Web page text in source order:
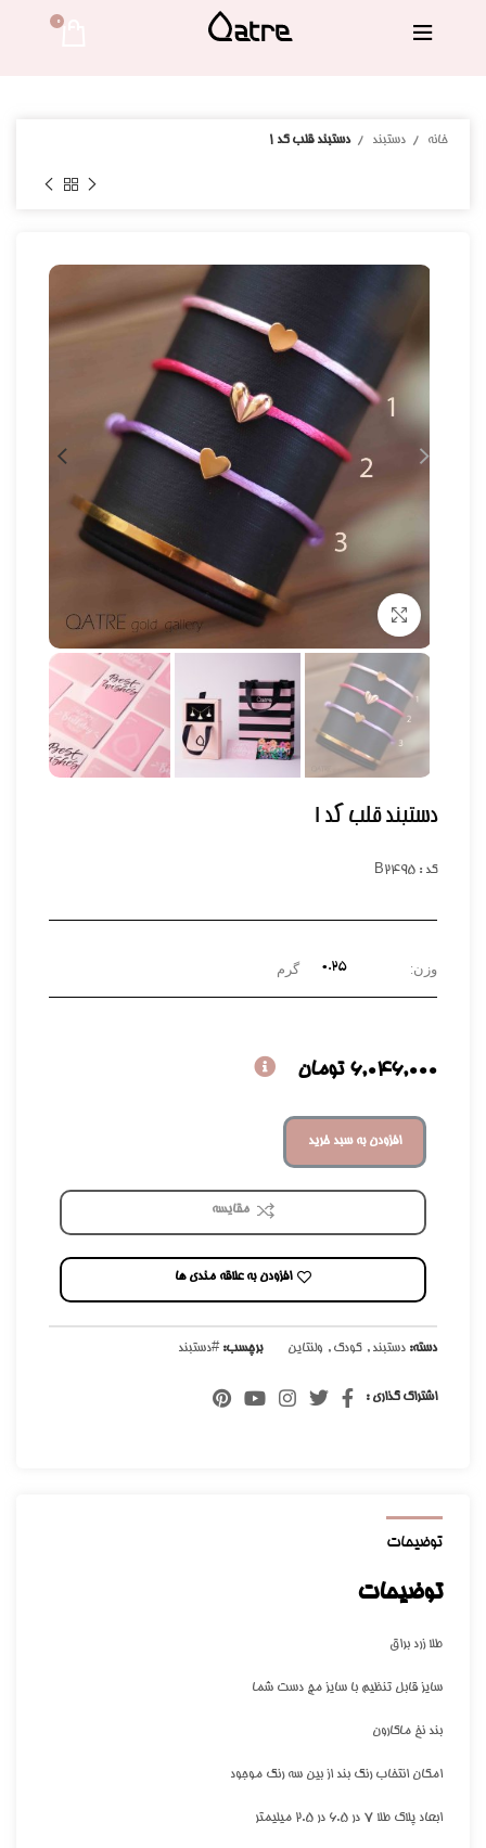
0
خانه دستبند دستبند قلب کد ۱
برای بزرگنمایی کلیک کنید
دستبند قلب کد ۱
کد : B2495
وزن: 0.۲۵ گرم
6,046,000 تومان
افزودن به سبد خرید
مقایسه
افزودن به علاقه مندی ها
دسته: دستبند , کودک , ولنتاین برچسب: #دستبند
اشتراک گذاری :
توضیحات
توضیحات
طلا زرد براق
سایز قابل تنظیم با سایز مچ دست شما
بند نخ ماکارون
امکان انتخاب رنگ بند از بین سه رنگ موجود
ابعاد پلاک طلا ۷ در ۶.۵ در ۲.۵ میلیمتر